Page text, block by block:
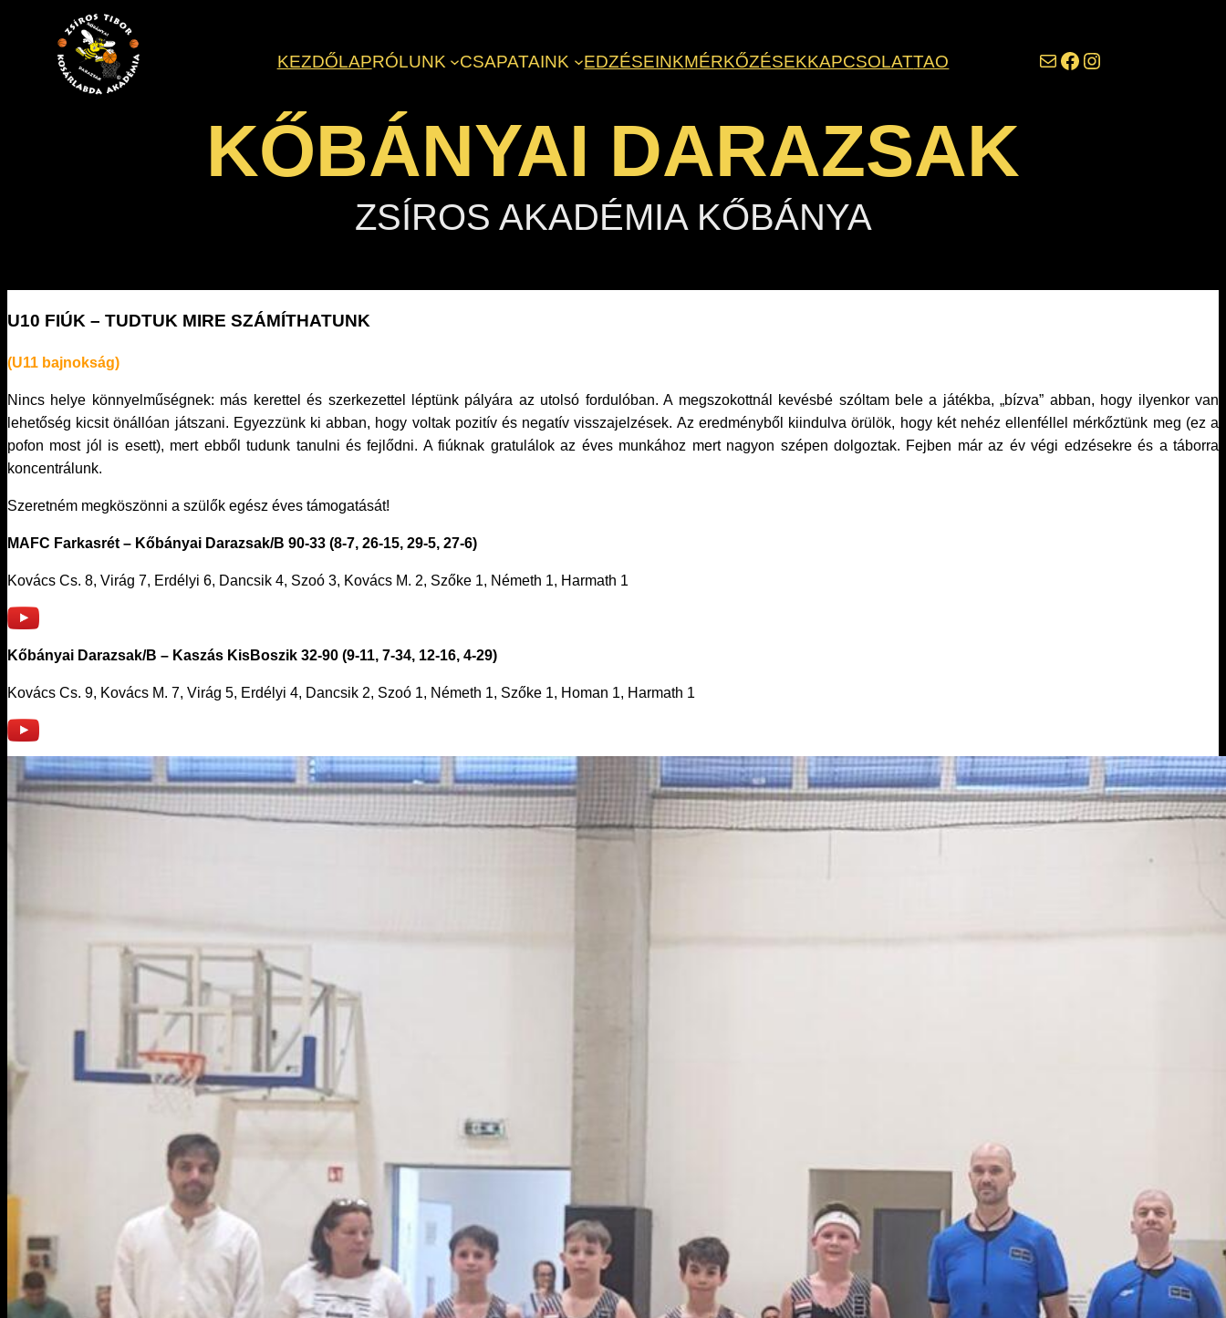
tartalomhoz
KEZDŐLAPRÓLUNK CSAPATAINK EDZÉSEINKMÉRKŐZÉSEKKAPCSOLATTAO darazsak@darazsak.hu @kobanyaidarazsak @darazsak
KŐBÁNYAI DARAZSAK
ZSÍROS AKADÉMIA KŐBÁNYA
U10 FIÚK – TUDTUK MIRE SZÁMÍTHATUNK
(U11 bajnokság)
Nincs helye könnyelműségnek: más kerettel és szerkezettel léptünk pályára az utolsó fordulóban. A megszokottnál kevésbé szóltam bele a játékba, „bízva” abban, hogy ilyenkor van
lehetőség kicsit önállóan játszani. Egyezzünk ki abban, hogy voltak pozitív és negatív visszajelzések. Az eredményből kiindulva örülök, hogy két nehéz ellenféllel mérkőztünk meg (ez a
pofon most jól is esett), mert ebből tudunk tanulni és fejlődni. A fiúknak gratulálok az éves munkához mert nagyon szépen dolgoztak. Fejben már az év végi edzésekre és a táborra
koncentrálunk.
Szeretném megköszönni a szülők egész éves támogatását!
MAFC Farkasrét – Kőbányai Darazsak/B 90-33 (8-7, 26-15, 29-5, 27-6)
Kovács Cs. 8, Virág 7, Erdélyi 6, Dancsik 4, Szoó 3, Kovács M. 2, Szőke 1, Németh 1, Harmath 1
Kőbányai Darazsak/B – Kaszás KisBoszik 32-90 (9-11, 7-34, 12-16, 4-29)
Kovács Cs. 9, Kovács M. 7, Virág 5, Erdélyi 4, Dancsik 2, Szoó 1, Németh 1, Szőke 1, Homan 1, Harmath 1